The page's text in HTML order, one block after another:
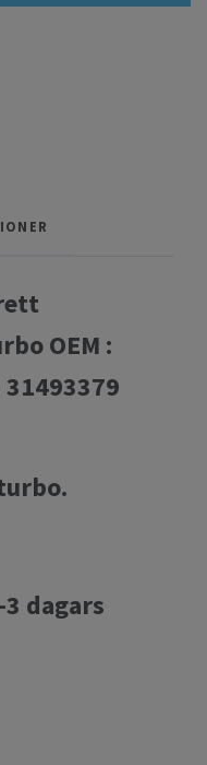
OEM :
dagars